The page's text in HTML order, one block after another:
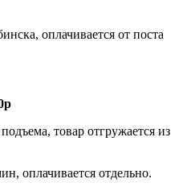
оплачивается от поста
товар отгружается из
оплачивается отдельно.